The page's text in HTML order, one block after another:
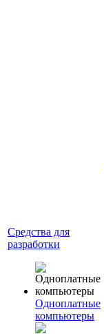
Средства для
разработки
Одноплатные
компьютеры